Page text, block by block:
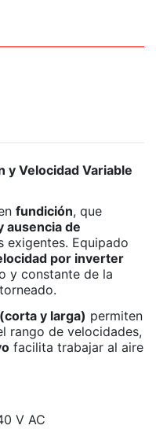
y Velocidad Variable
fundición, que
ausencia de
exigentes. Equipado
por inverter
y constante de la
y larga) permiten
rango de velocidades,
facilita trabajar al aire
V AC